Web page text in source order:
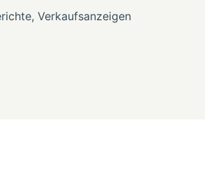
Verkaufsanzeigen